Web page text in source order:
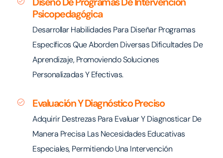
Psicopedagógica
Desarrollar Habilidades Para Diseñar Programas
Específicos Que Aborden Diversas Dificultades De
Aprendizaje, Promoviendo Soluciones
Personalizadas Y Efectivas.
Evaluación Y Diagnóstico Preciso
Adquirir Destrezas Para Evaluar Y Diagnosticar De
Manera Precisa Las Necesidades Educativas
Especiales, Permitiendo Una Intervención